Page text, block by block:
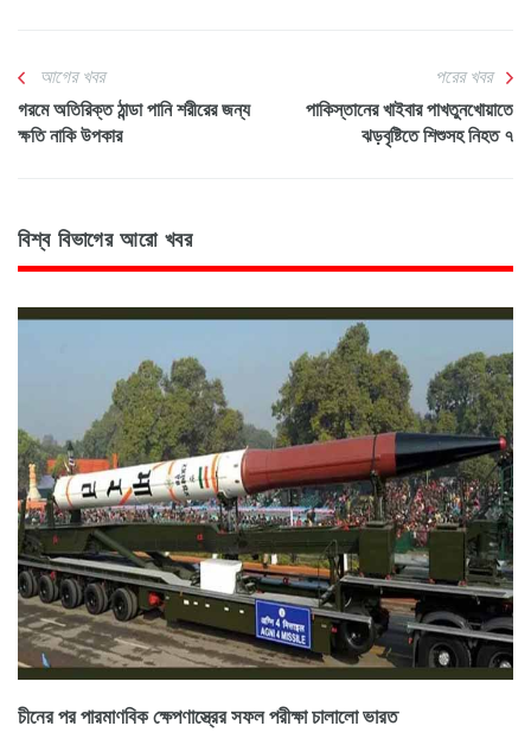
আগের খবর
গরমে অতিরিক্ত ঠান্ডা পানি শরীরের জন্য
ক্ষতি নাকি উপকার
পরের খবর
পাকিস্তানের খাইবার পাখতুনখোয়াতে
ঝড়বৃষ্টিতে শিশুসহ নিহত ৭
বিশ্ব বিভাগের আরো খবর
চীনের পর পারমাণবিক ক্ষেপণাস্ত্রের সফল পরীক্ষা চালালো ভারত